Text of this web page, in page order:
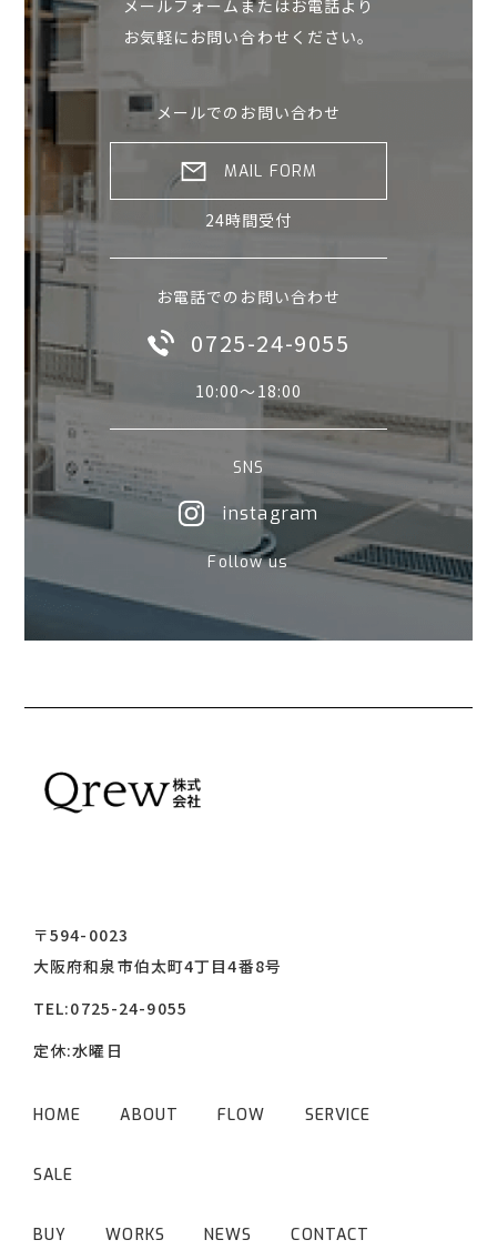
メールフォームまたはお電話より
お気軽にお問い合わせください。
メールでのお問い合わせ
MAIL FORM
24時間受付
お電話でのお問い合わせ
0725-24-9055
10:00〜18:00
SNS
instagram
Follow us
〒594-0023
大阪府和泉市伯太町4丁目4番8号
TEL:0725-24-9055
定休:水曜日
HOME ABOUT FLOW SERVICE
SALE
BUY WORKS NEWS CONTACT